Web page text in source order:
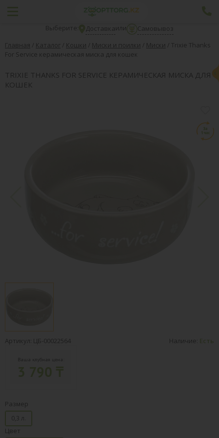
Выберите: Доставкаили
Самовывоз
Главная / Каталог / Кошки / Миски и поилки / Миски / Trixie Thanks
For Service керамическая миска для кошек
TRIXIE THANKS FOR SERVICE КЕРАМИЧЕСКАЯ МИСКА ДЛЯ
КОШЕК
Артикул: ЦБ-00022564 Наличие: Есть
Ваша клубная цена:
Размер
0,3 л.
Цвет